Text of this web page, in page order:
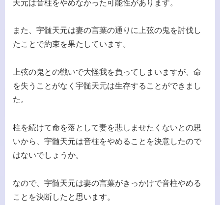
天元は音柱をやめなかった可能性があります。
また、宇髄天元は妻の言葉の通りに上弦の鬼を討伐し
たことで約束を果たしています。
上弦の鬼との戦いで大怪我を負ってしまいますが、命
を失うことがなく宇髄天元は生存することができまし
た。
柱を続けて命を落として妻を悲しませたくないとの思
いから、宇髄天元は音柱をやめることを決意したので
はないでしょうか。
なので、宇髄天元は妻の言葉がきっかけで音柱やめる
ことを決断したと思います。